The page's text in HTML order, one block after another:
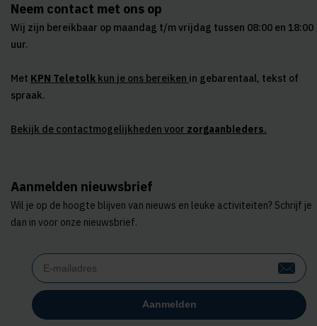
Neem contact met ons op
Wij zijn bereikbaar op maandag t/m vrijdag tussen 08:00 en 18:00
uur.
Met KPN Teletolk kun je ons bereiken in gebarentaal, tekst of
spraak.
Bekijk de contactmogelijkheden voor zorgaanbieders.
Aanmelden nieuwsbrief
Wil je op de hoogte blijven van nieuws en leuke activiteiten? Schrijf je
dan in voor onze nieuwsbrief.